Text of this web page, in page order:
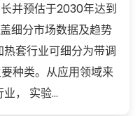
并预估于2030年达到
细分市场数据及趋势
套行业可细分为带调
种类。从应用领域来
， 实验...